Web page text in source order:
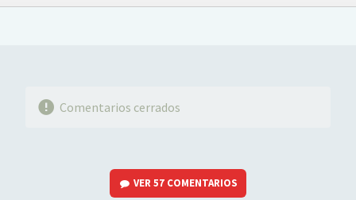
FACEBOOKTWITTERFLIPBOARD
E-
WHATSAPP
Comentarios cerrados
VER57 COMENTARIOS